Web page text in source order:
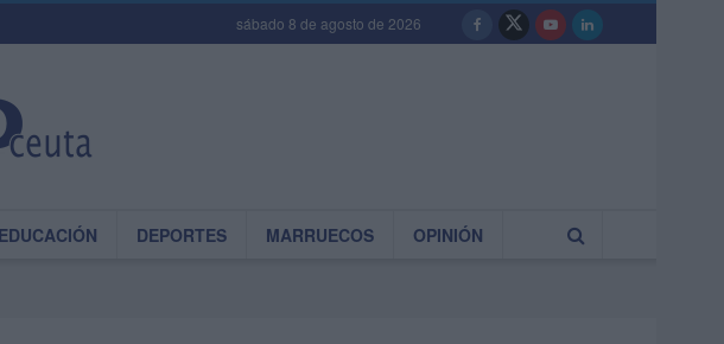
sábado 8 de agosto de 2026
EDUCACIÓN DEPORTES MARRUECOS OPINIÓN